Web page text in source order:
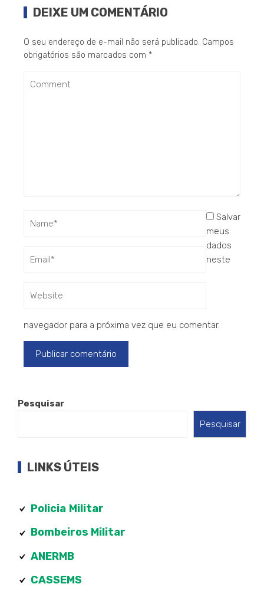
DEIXE UM COMENTÁRIO
O seu endereço de e-mail não será publicado. Campos
obrigatórios são marcados com *
Salvar
meus
dados
neste
navegador para a próxima vez que eu comentar.
Pesquisar
Pesquisar
LINKS ÚTEIS
Policia Militar
Bombeiros Militar
ANERMB
CASSEMS